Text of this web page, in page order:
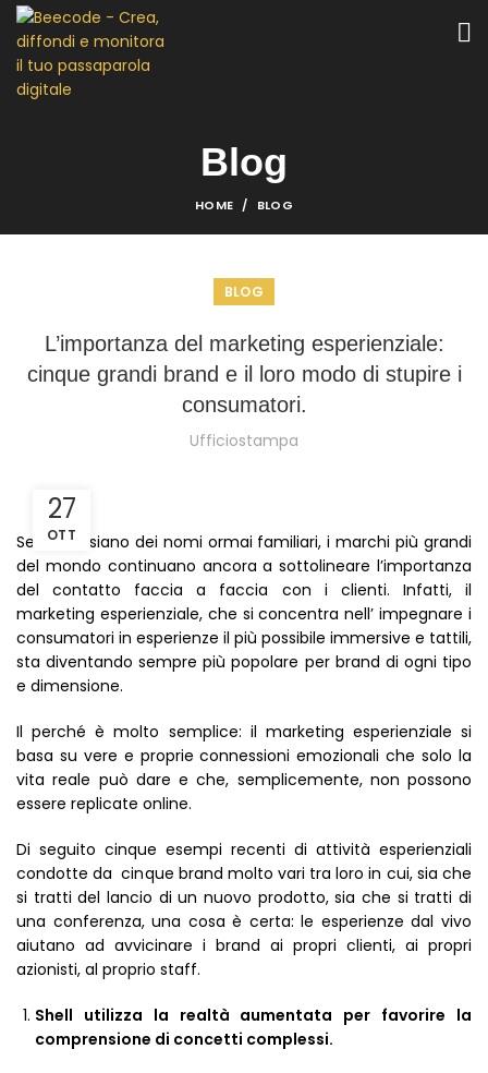
Blog
HOME BLOG
BLOG
L’importanza del marketing esperienziale:
cinque grandi brand e il loro modo di stupire i
consumatori.
Ufficiostampa
27
OTT
Sebbene siano dei nomi ormai familiari, i marchi più grandi
del mondo continuano ancora a sottolineare l’importanza
del contatto faccia a faccia con i clienti. Infatti, il
marketing esperienziale, che si concentra nell’ impegnare i
consumatori in esperienze il più possibile immersive e tattili,
sta diventando sempre più popolare per brand di ogni tipo
e dimensione.
Il perché è molto semplice: il marketing esperienziale si
basa su vere e proprie connessioni emozionali che solo la
vita reale può dare e che, semplicemente, non possono
essere replicate online.
Di seguito cinque esempi recenti di attività esperienziali
condotte da cinque brand molto vari tra loro in cui, sia che
si tratti del lancio di un nuovo prodotto, sia che si tratti di
una conferenza, una cosa è certa: le esperienze dal vivo
aiutano ad avvicinare i brand ai propri clienti, ai propri
azionisti, al proprio staff.
Shell utilizza la realtà aumentata per favorire la
comprensione di concetti complessi.